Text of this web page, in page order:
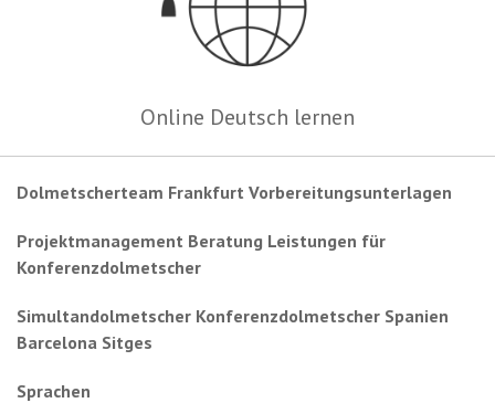
Online Deutsch lernen
Dolmetscherteam Frankfurt Vorbereitungsunterlagen
Projektmanagement Beratung Leistungen für
Konferenzdolmetscher
Simultandolmetscher Konferenzdolmetscher Spanien
Barcelona Sitges
Sprachen